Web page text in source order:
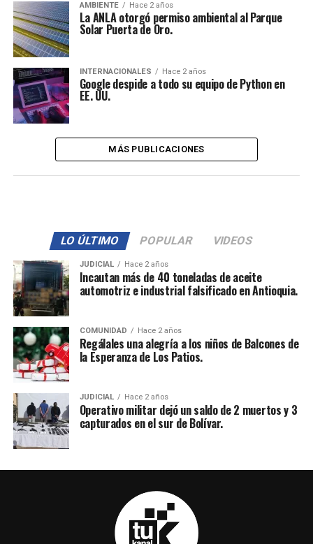
AMBIENTE Hace 2 años
La ANLA otorgó permiso ambiental al Parque
Solar Puerta de Oro.
INTERNACIONALES Hace 2 años
Google despide a todo su equipo de Python en
EE. UU.
MÁS PUBLICACIONES
LO ÚLTIMO POPULAR VIDEOS
JUDICIAL Hace 2 años
Incautan más de 40 toneladas de aceite
automotriz e industrial falsificado en Antioquia.
COMUNIDAD Hace 2 años
Regálales una alegría a los niños de Balcones de
la Esperanza de Los Patios.
JUDICIAL Hace 2 años
Operativo militar dejó un saldo de 2 muertos y 3
capturados en el sur de Bolívar.